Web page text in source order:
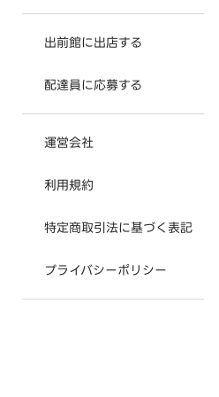
出前館に出店する
配達員に応募する
運営会社
利用規約
特定商取引法に基づく表記
プライバシーポリシー